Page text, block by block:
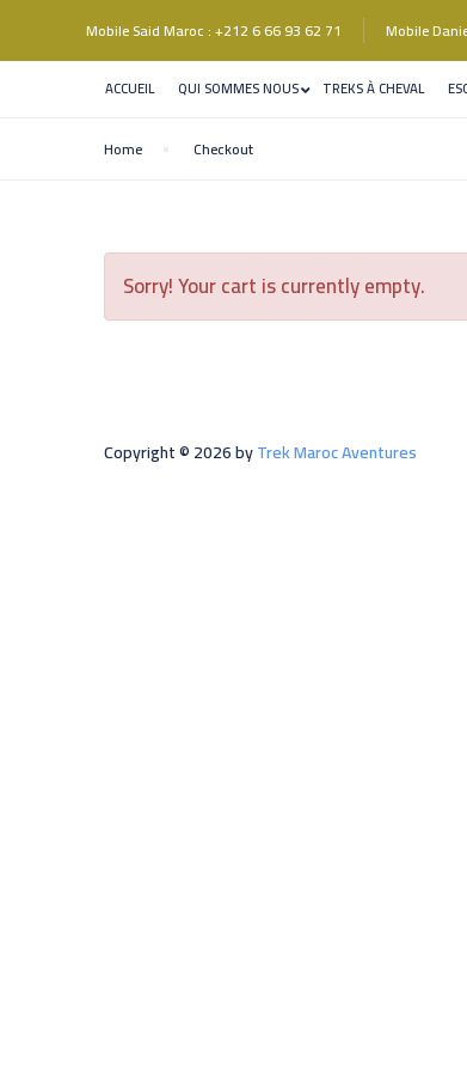
Mobile Said Maroc : +212 6 66 93 62 71 Mobile
ACCUEIL QUI SOMMES NOUS TREKS À CHEVAL
Home Checkout
Sorry! Your cart is currently empty.
Copyright © 2026 byTrek Maroc Aventures